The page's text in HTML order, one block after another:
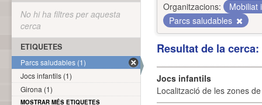
Organitzacions:
Mobiliat
Parcs saludables
Resultat de la
Jocs infantils
Localització de les zones
No hi ha filtres per aquesta
cerca
ETIQUETES
Parcs saludables (1)
Jocs infantils (1)
Girona (1)
MOSTRAR MÉS ETIQUETES